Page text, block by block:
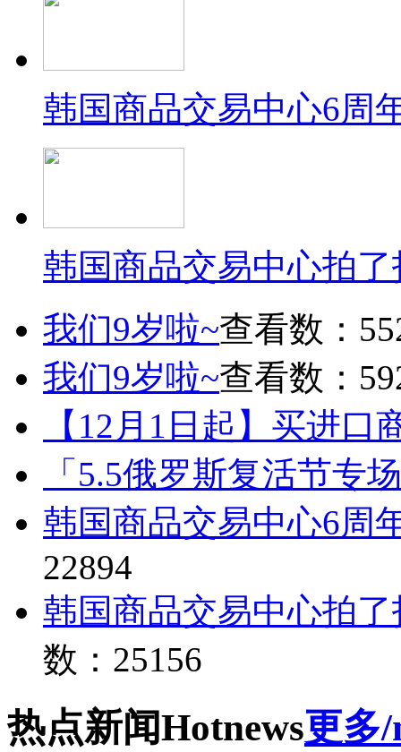
韩国商品交易中心6周
韩国商品交易中心拍
我们9岁啦~查看数：
我们9岁啦~查看数：
【12月1日起】买进口
「5.5俄罗斯复活节专
韩国商品交易中心6周
22894
韩国商品交易中心拍
数：25156
热点新闻Hotnews更多